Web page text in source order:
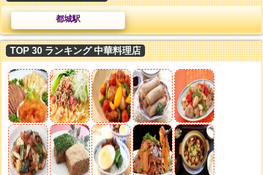
都城駅
TOP 30 ランキング 中華料理店